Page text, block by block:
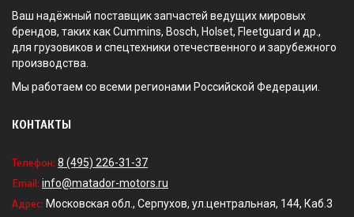
Ваш надёжный поставщик запчастей ведущих мировых
брендов, таких как Cummins, Bosch, Holset, Fleetguard и др.,
для грузовиков и спецтехники отечественного и зарубежного
производства.
Мы работаем со всеми регионами Российской Федерации.
КОНТАКТЫ
Телефон: 8 (495) 226-31-37
Email: info@matador-motors.ru
Адрес: Московская обл., Серпухов, ул.центральная, 144, Каб.3